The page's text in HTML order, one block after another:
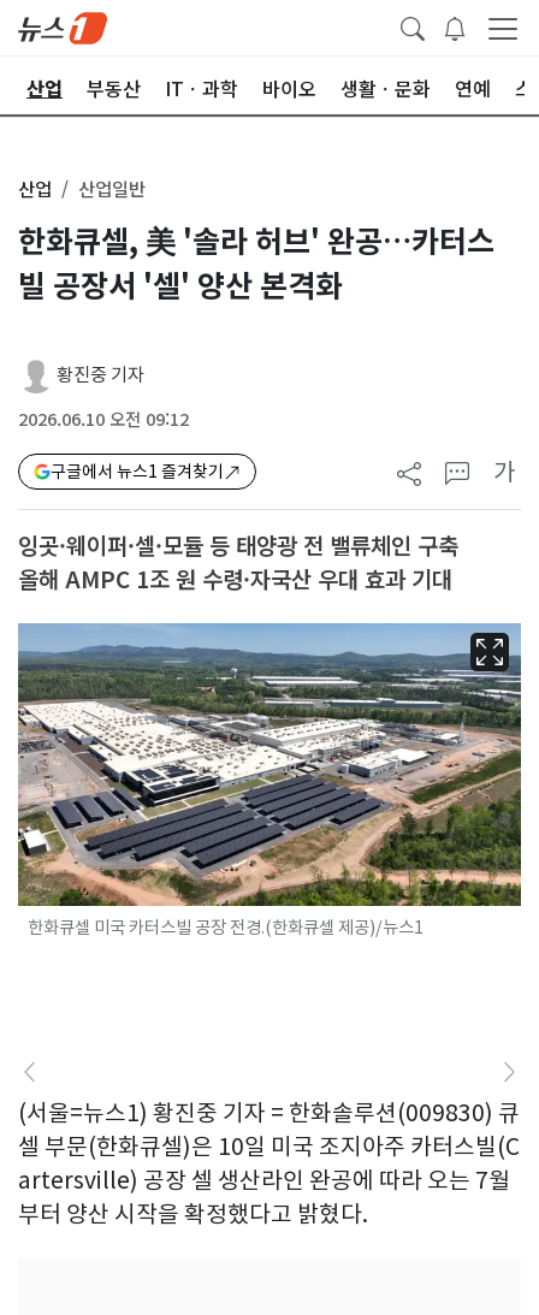
산업 부동산 ITㆍ과학 바이오 생활ㆍ문화 연예 스
산업 산업일반
한화큐셀, 美 '솔라 허브' 완공…카터스
빌 공장서 '셀' 양산 본격화
황진중 기자
2026.06.10 오전 09:12
구글에서 뉴스1 즐겨찾기 가
잉곳·웨이퍼·셀·모듈 등 태양광 전 밸류체인 구축
올해 AMPC 1조 원 수령·자국산 우대 효과 기대
한화큐셀 미국 카터스빌 공장 전경.(한화큐셀 제공)/뉴스1
(서울=뉴스1) 황진중 기자 = 한화솔루션(009830) 큐
셀 부문(한화큐셀)은 10일 미국 조지아주 카터스빌(C
artersville) 공장 셀 생산라인 완공에 따라 오는 7월
부터 양산 시작을 확정했다고 밝혔다.